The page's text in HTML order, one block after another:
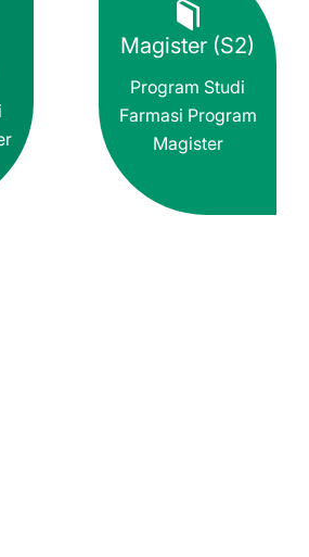
Magister (S2)
Program Studi
Farmasi Program
Magister